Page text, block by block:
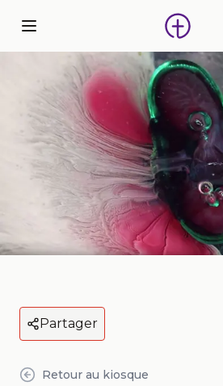
Partager
Retour au kiosque